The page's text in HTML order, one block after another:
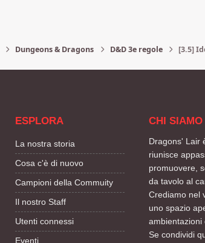
Dungeons & Dragons D&D 3e regole [3.5]
ESPLORA
La nostra storia
Cosa c'è di nuovo
Campioni della Commuity
Il nostro Staff
Utenti connessi
Eventi
CHI SIAMO
Dragons' Lair
riunisce
promuovere,
da tavolo al
Crediamo nel
uno spazio
ambientazioni
Se condividi